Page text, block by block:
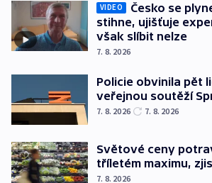
VIDEO
Česko se
stihne, ujišťuje
však slíbit nelze
7. 8. 2026
Policie obvinila pět
veřejnou soutěží
7. 8. 2026 7. 8. 2026
Světové ceny
tříletém maximu,
7. 8. 2026